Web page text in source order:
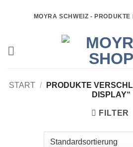
MOYRA SCHWEIZ - PRODUKTE
START /
PRODUKTE
DISPLAY“
FILTER